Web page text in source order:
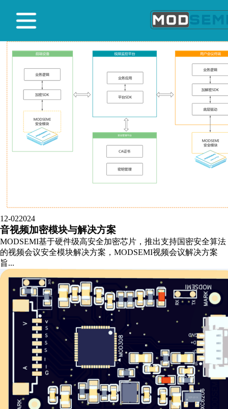
num="1" return="data"}
标签tags
12-022024
音视频加密模块与解决方案
MODSEMI基于硬件级高安全加密芯片，推出支持国密安全算法
的视频会议安全模块解决方案，MODSEMI视频会议解决方案
旨...